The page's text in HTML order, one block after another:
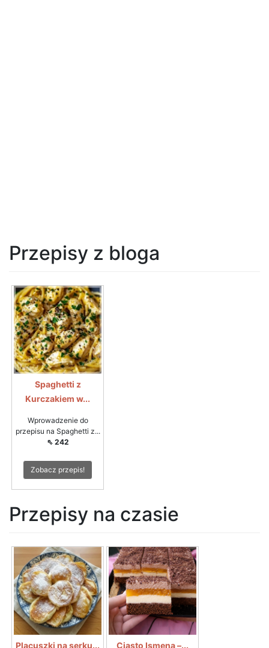
Przepisy z bloga
Spaghetti z
Kurczakiem w...
Wprowadzenie do
przepisu na Spaghetti z...
⇖ 242
Zobacz przepis!
Przepisy na czasie
Placuszki na serku... Ciasto Ismena –...